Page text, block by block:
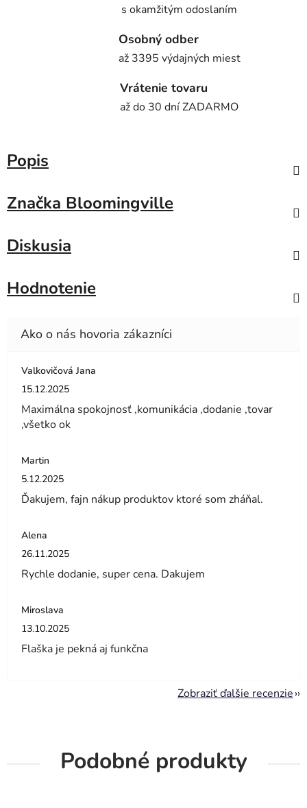
s okamžitým odoslaním
Osobný odber
až 3395 výdajných miest
Vrátenie tovaru
až do 30 dní ZADARMO
Popis
Značka Bloomingville
Diskusia
Hodnotenie
Valkovičová Jana
Hodnotenie obchodu je 5 z 5 hviezdičiek.
15.12.2025
Maximálna spokojnosť ,komunikácia ,dodanie ,tovar
,všetko ok
Martin
Hodnotenie obchodu je 5 z 5 hviezdičiek.
5.12.2025
Ďakujem, fajn nákup produktov ktoré som zháňal.
Alena
Hodnotenie obchodu je 5 z 5 hviezdičiek.
26.11.2025
Rychle dodanie, super cena. Dakujem
Miroslava
Hodnotenie obchodu je 5 z 5 hviezdičiek.
13.10.2025
Flaška je pekná aj funkčna
Zobraziť ďalšie recenzie
Podobné produkty